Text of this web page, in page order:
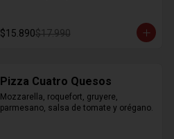
$15.890$17.990
Pizza Cuatro Quesos
Mozzarella, roquefort, gruyere,
parmesano, salsa de tomate y orégano.